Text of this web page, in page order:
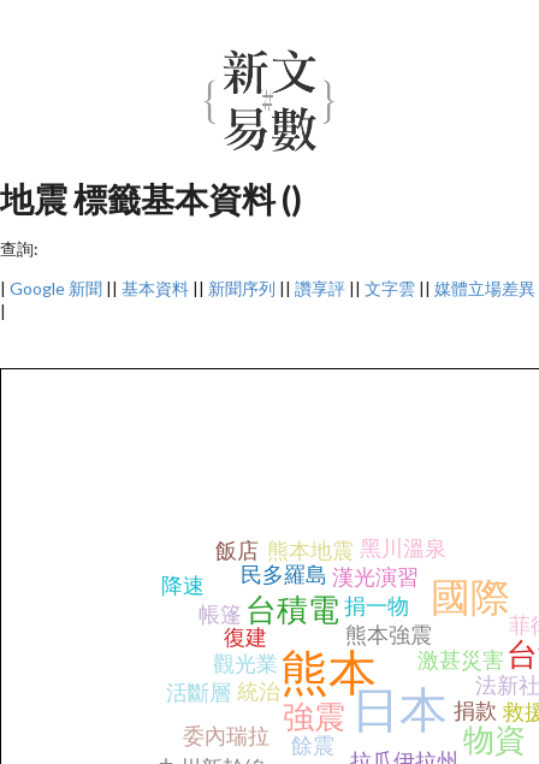
地震 標籤基本資料 ()
查詢:
| Google 新聞 || 基本資料 || 新聞序列 || 讚享評 || 文字雲 || 媒體立場差異
|
日本
熊本
國際
台積電
物資
強震
法新社
飯店
委內瑞拉
菲
熊本強震
救
統治
捐一物
觀光業
民多羅島
餘震
激甚災害
復建
帳篷
捐款
漢光演習
黑川溫泉
熊本地震
降速
活斷層